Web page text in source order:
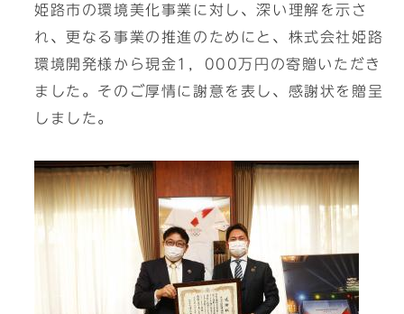
姫路市の環境美化事業に対し、深い理解を示さ
れ、更なる事業の推進のためにと、株式会社姫路
環境開発様から現金1，000万円の寄贈いただき
ました。そのご厚情に謝意を表し、感謝状を贈呈
しました。